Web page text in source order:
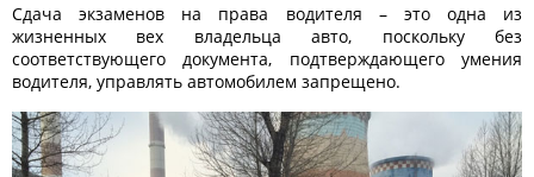
Сдача экзаменов на права водителя – это одна из
жизненных вех владельца авто, поскольку без
соответствующего документа, подтверждающего умения
водителя, управлять автомобилем запрещено.